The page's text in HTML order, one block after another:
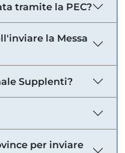
tramite la PEC?
la Messa
Supplenti?
per inviare